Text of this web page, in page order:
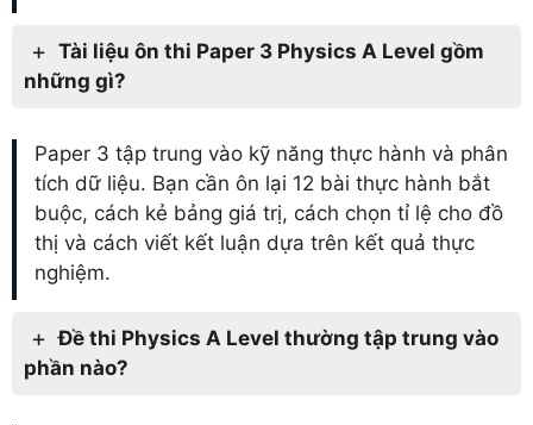
Tài liệu ôn thi Paper 3 Physics A Level gồm
những gì?
Paper 3 tập trung vào kỹ năng thực hành và phân
tích dữ liệu. Bạn cần ôn lại 12 bài thực hành bắt
buộc, cách kẻ bảng giá trị, cách chọn tỉ lệ cho đồ
thị và cách viết kết luận dựa trên kết quả thực
nghiệm.
Đề thi Physics A Level thường tập trung vào
phần nào?